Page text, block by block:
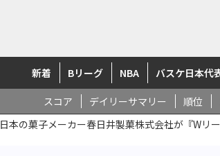
新着 Bリーグ NBA バスケ日本代
スコア デイリーサマリー 順位
日本の菓子メーカー春日井製菓株式会社が『Wリ